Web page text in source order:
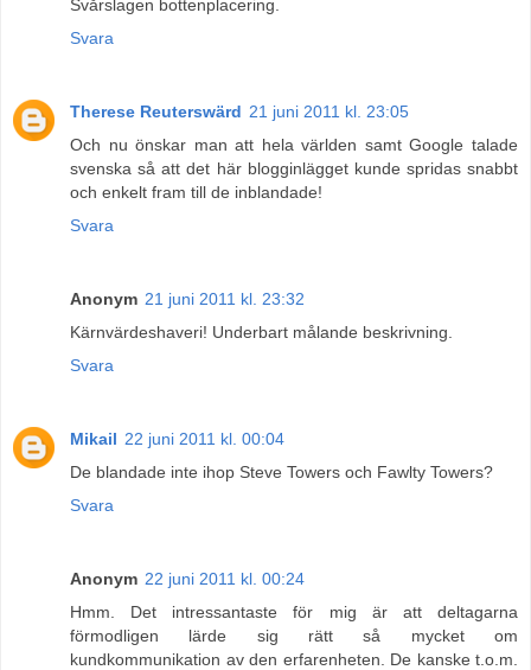
Svårslagen bottenplacering.
Svara
Therese Reuterswärd 21 juni 2011 kl. 23:05
Och nu önskar man att hela världen samt Google talade
svenska så att det här blogginlägget kunde spridas snabbt
och enkelt fram till de inblandade!
Svara
Anonym 21 juni 2011 kl. 23:32
Kärnvärdeshaveri! Underbart målande beskrivning.
Svara
Mikail 22 juni 2011 kl. 00:04
De blandade inte ihop Steve Towers och Fawlty Towers?
Svara
Anonym 22 juni 2011 kl. 00:24
Hmm. Det intressantaste för mig är att deltagarna
förmodligen lärde sig rätt så mycket om
kundkommunikation av den erfarenheten. De kanske t.o.m.